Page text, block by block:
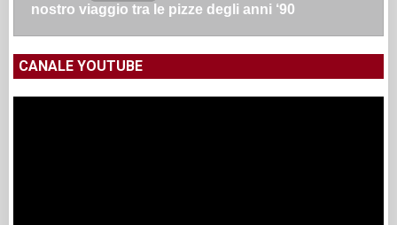
nostro viaggio tra le pizze degli anni ‘90
CANALE YOUTUBE